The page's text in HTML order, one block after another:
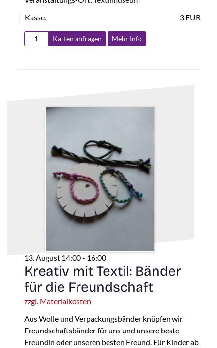
Kasse:
3 EUR
Karten anfragen Mehr Info
13. August 14:00- 16:00
Kreativ mit Textil: Bänder
für die Freundschaft
zzgl. Materialkosten
Aus Wolle und Verpackungsbänder knüpfen wir
Freundschaftsbänder für uns und unsere beste
Freundin oder unseren besten Freund. Für Kinder ab